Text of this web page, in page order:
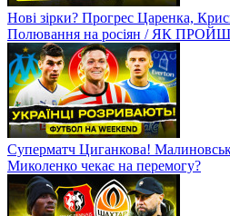
Нові зірки? Прогрес Царенка,
Полювання на росіян / ЯК